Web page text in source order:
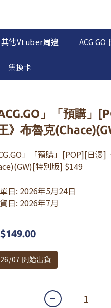
其他Vtuber周邊 ACG
集換卡
ACG.GO」「預購」
》布魯克
」「預購」[POP][日漫
特別版] $149
單日: 2026年5月24日
貨日: 2026年7月
07 開始出貨